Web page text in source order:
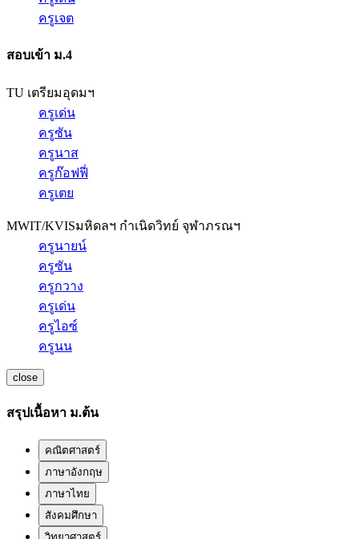
ครูเจต
สอบเข้า ม.4
TU เตรียมอุดมฯ
ครูเด่น
ครูซัน
ครูนาส
ครูก๊อฟฟี่
ครูเตย
MWIT/KVISมหิดลฯ กำเนิดวิทย์ จุฬาภรณฯ
ครูนายน์
ครูซัน
ครูกวาง
ครูเด่น
ครูไอซ์
ครูนน
close
สรุปเนื้อหา ม.ต้น
คณิตศาสตร์
ภาษาอังกฤษ
ภาษาไทย
สังคมศึกษา